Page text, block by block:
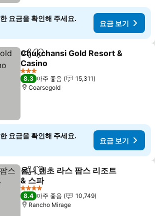
요금을 확인해 주세요.
요금 보기
공유 즐겨찾기에 추가
Chukchansi Gold Resort &
Casino
3 성급
8.3 아주 좋음
15,311
Coarsegold
요금을 확인해 주세요.
요금 보기
공유 즐겨찾기에 추가
옴니 랜초 라스 팜스 리조트
& 스파
4 성급
8.4 아주 좋음
10,749
Rancho Mirage